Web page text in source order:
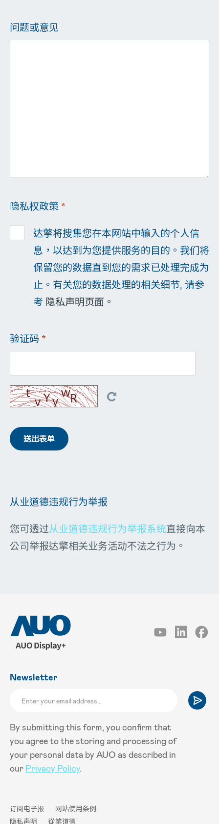
问题或意见
隐私权政策 *
达擎将搜集您在本网站中输入的个人信
息，以达到为您提供服务的目的。我们将
保留您的数据直到您的需求已处理完成为
止。有关您的数据处理的相关细节, 请参
考 隐私声明页面。
验证码 *
送出表单
从业道德违规行为举报
您可透过从业道德违规行为举报系统直接向本
公司举报达擎相关业务活动不法之行为。
Newsletter
By submitting this form, you confirm that
you agree to the storing and processing of
your personal data by AUO as described in
our Privacy Policy.
订阅电子报
网站使用条例
隐私声明
從業道德